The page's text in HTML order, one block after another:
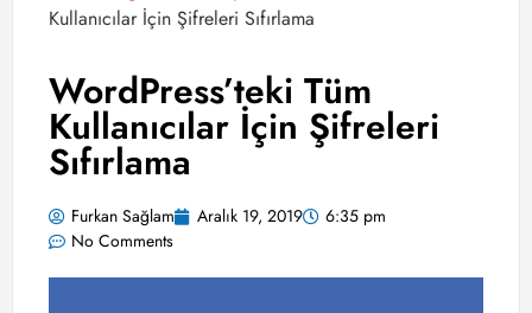
Kullanıcılar İçin Şifreleri Sıfırlama
WordPress’teki Tüm
Kullanıcılar İçin Şifreleri
Sıfırlama
Furkan Sağlam Aralık 19, 2019
6:35 pm
No Comments